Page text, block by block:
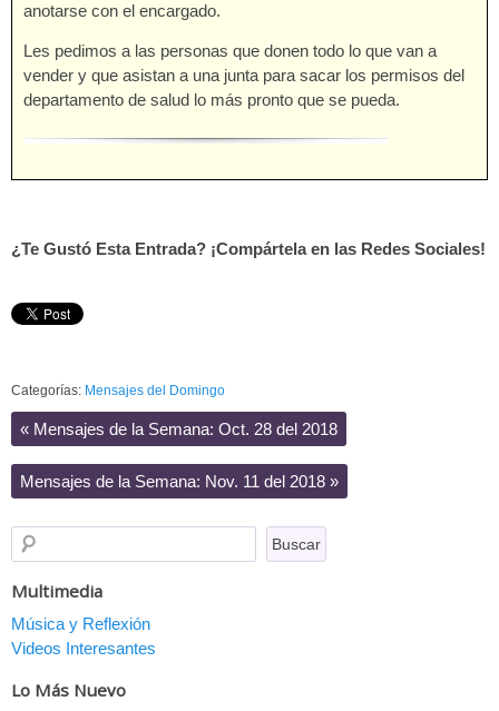
anotarse con el encargado.
Les pedimos a las personas que donen todo lo que van a
vender y que asistan a una junta para sacar los permisos del
departamento de salud lo más pronto que se pueda.
¿Te Gustó Esta Entrada? ¡Compártela en las Redes Sociales!
Categorías: Mensajes del Domingo
« Mensajes de la Semana: Oct. 28 del 2018
Mensajes de la Semana: Nov. 11 del 2018 »
Multimedia
Música y Reflexión
Videos Interesantes
Lo Más Nuevo